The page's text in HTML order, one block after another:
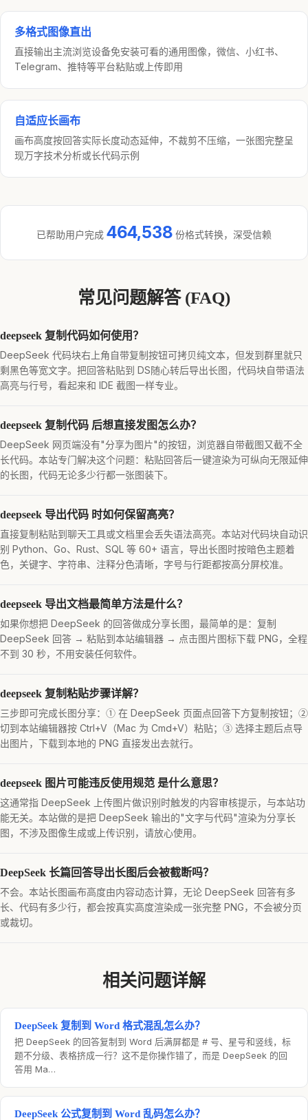
多格式图像直出
直接输出主流浏览设备免安装可看的通用图像，微信、小红书、
Telegram、推特等平台粘贴或上传即用
自适应长画布
画布高度按回答实际长度动态延伸，不裁剪不压缩，一张图完整呈
现万字技术分析或长代码示例
已帮助用户完成 464,538 份格式转换，深受信赖
常见问题解答 (FAQ)
deepseek 复制代码如何使用？
DeepSeek 代码块右上角自带复制按钮可拷贝纯文本，但发到群里就只
剩黑色等宽文字。把回答粘贴到 DS随心转后导出长图，代码块自带语法
高亮与行号，看起来和 IDE 截图一样专业。
deepseek 复制代码 后想直接发图怎么办？
DeepSeek 网页端没有"分享为图片"的按钮，浏览器自带截图又截不全
长代码。本站专门解决这个问题：粘贴回答后一键渲染为可纵向无限延伸
的长图，代码无论多少行都一张图装下。
deepseek 导出代码 时如何保留高亮？
直接复制粘贴到聊天工具或文档里会丢失语法高亮。本站对代码块自动识
别 Python、Go、Rust、SQL 等 60+ 语言，导出长图时按暗色主题着
色，关键字、字符串、注释分色清晰，字号与行距都按高分屏校准。
deepseek 导出文档最简单方法是什么？
如果你想把 DeepSeek 的回答做成分享长图，最简单的是：复制
DeepSeek 回答 → 粘贴到本站编辑器 → 点击图片图标下载 PNG，全程
不到 30 秒，不用安装任何软件。
deepseek 复制粘贴步骤详解？
三步即可完成长图分享：① 在 DeepSeek 页面点回答下方复制按钮；②
切到本站编辑器按 Ctrl+V（Mac 为 Cmd+V）粘贴；③ 选择主题后点导
出图片，下载到本地的 PNG 直接发出去就行。
deepseek 图片可能违反使用规范 是什么意思？
这通常指 DeepSeek 上传图片做识别时触发的内容审核提示，与本站功
能无关。本站做的是把 DeepSeek 输出的"文字与代码"渲染为分享长
图，不涉及图像生成或上传识别，请放心使用。
DeepSeek 长篇回答导出长图后会被截断吗？
不会。本站长图画布高度由内容动态计算，无论 DeepSeek 回答有多
长、代码有多少行，都会按真实高度渲染成一张完整 PNG，不会被分页
或裁切。
相关问题详解
DeepSeek 复制到 Word 格式混乱怎么办？
把 DeepSeek 的回答复制到 Word 后满屏都是 # 号、星号和竖线，标
题不分级、表格挤成一行？这不是你操作错了，而是 DeepSeek 的回
答用 Ma…
DeepSeek 公式复制到 Word 乱码怎么办？